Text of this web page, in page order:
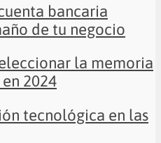
bancaria
de tu negocio
la memoria
2024
tecnológica en las